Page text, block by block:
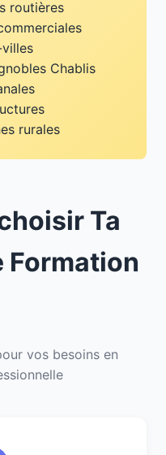
routières
Chablis
rurales
Ta
Formation
vos besoins en